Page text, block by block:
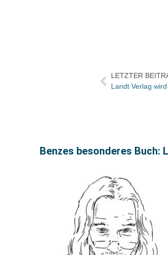
LETZTER
Landt Verlag
Benzes besonderes Buch: